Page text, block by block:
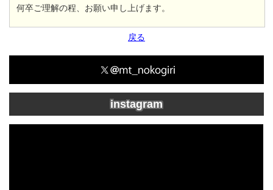
何卒ご理解の程、お願い申し上げます。
戻る
instagram